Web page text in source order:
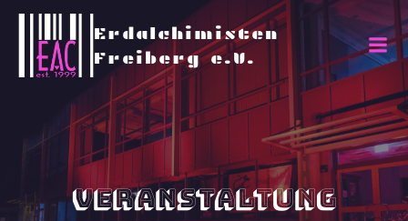
Erdalchimisten
Freiberg e.V.
Veranstaltung